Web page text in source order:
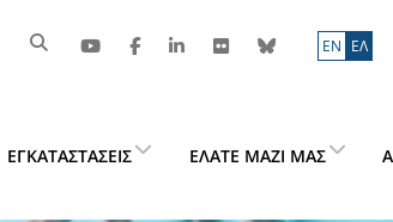
ΕN ΕΛ
ΕΓΚΑΤΑΣΤΆΣΕΙΣ ΕΛΆΤΕ ΜΑΖΊ ΜΑΣ